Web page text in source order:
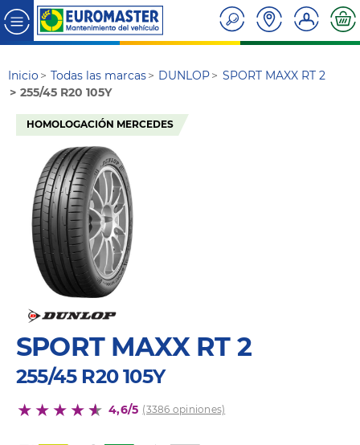
Inicio Todas las marcas DUNLOP
SPORT MAXX RT 2
255/45 R20 105Y
HOMOLOGACIÓN MERCEDES
SPORT MAXX RT 2
255/45 R20 105Y
4,6/5 (3386 opiniones)